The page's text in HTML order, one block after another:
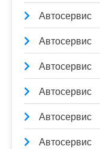
Автосервис
Автосервис
Автосервис
Автосервис
Автосервис
Автосервис